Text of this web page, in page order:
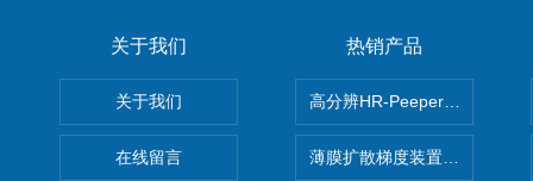
关于我们
关于我们
在线留言
热销产品
高分辨HR-Peeper采样器孔隙
薄膜扩散梯度装置 Agl DGT